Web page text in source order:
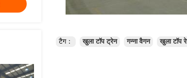
टैग： खुला टॉप ट्रेन गन्ना वैगन खुला टॉप